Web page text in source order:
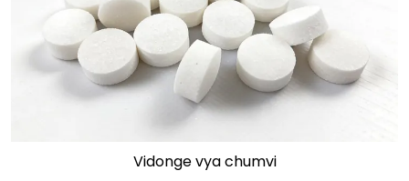
Vidonge vya chumvi